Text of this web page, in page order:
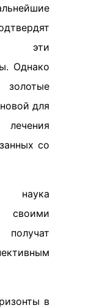
эти
Однако
для
со
наука
своими
в